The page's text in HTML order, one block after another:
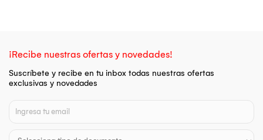
¡Recibe nuestras ofertas y novedades!
Suscríbete y recibe en tu inbox todas nuestras ofertas
exclusivas y novedades